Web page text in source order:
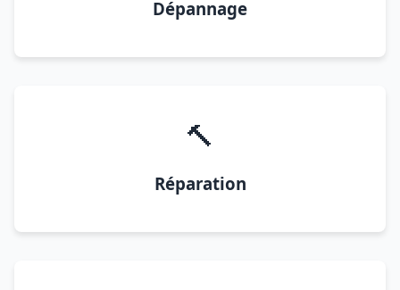
Dépannage
🔨
Réparation